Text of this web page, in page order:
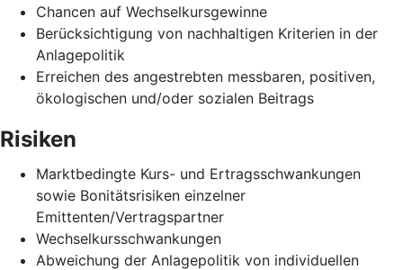
Chancen auf Wechselkursgewinne
Berücksichtigung von nachhaltigen Kriterien in der
Anlagepolitik
Erreichen des angestrebten messbaren, positiven,
ökologischen und/oder sozialen Beitrags
Risiken
Marktbedingte Kurs- und Ertragsschwankungen
sowie Bonitätsrisiken einzelner
Emittenten/Vertragspartner
Wechselkursschwankungen
Abweichung der Anlagepolitik von individuellen